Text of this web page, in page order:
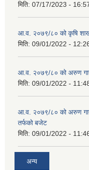
मिति: 07/17/2023 -
आ.व. २०७९/८० को कृषि
मिति: 09/01/2022 -
आ.व. २०७९/८० को अरुण
मिति: 09/01/2022 -
आ.व. २०७९/८० को अरुण
तर्फको बजेट
मिति: 09/01/2022 -
अन्य